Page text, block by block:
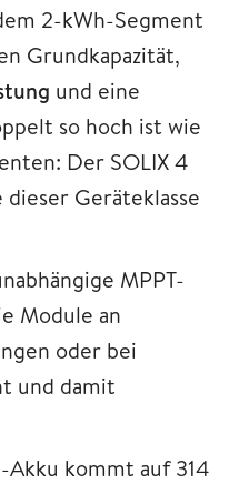
2-kWh-Segment
Grundkapazität,
und eine
so hoch ist wie
Der SOLIX 4
Geräteklasse
MPPT-
Module an
oder bei
und damit
kommt auf 314